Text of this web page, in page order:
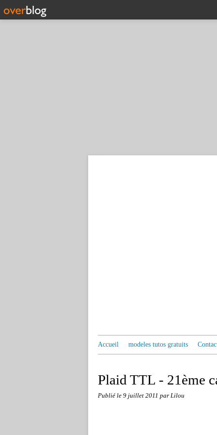
Accueil modeles tutos gratuits
Plaid TTL - 21ème
Publié le 9 juillet 2011 par Lilou